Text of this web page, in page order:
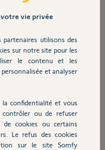
seront-ils identiques ?
discussion
vie privée
utilisons des
sur notre site pour les
le contenu et les
et analyser
confidentialité et vous
contrôler ou de refuser
cookies ou certains
Le refus des cookies
sur le site Somfy